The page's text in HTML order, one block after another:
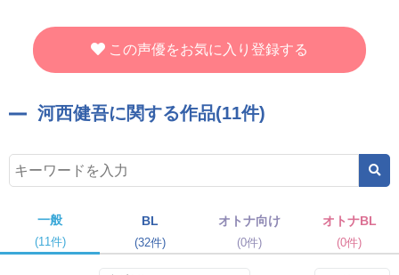
この声優をお気に入り登録する
河西健吾に関する作品(11件)
一般
(11件)
BL
(32件)
オトナ向け
(0件)
オトナBL
(0件)